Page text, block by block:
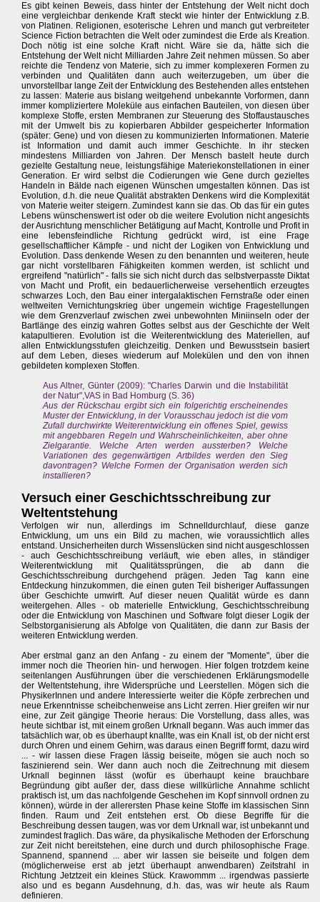
Es gibt keinen Beweis, dass hinter der Entstehung der Welt nicht doch
eine vergleichbar denkende Kraft steckt wie hinter der Entwicklung z.B.
von Platinen. Religionen, esoterische Lehren und manch gut verbreiteter
Science Fiction betrachten die Welt oder zumindest die Erde als Kreation.
Doch nötig ist eine solche Kraft nicht. Wäre sie da, hätte sich die
Entstehung der Welt nicht Milliarden Jahre Zeit nehmen müssen. So aber
reichte die Tendenz von Materie, sich zu immer komplexeren Formen zu
verbinden und Qualitäten dann auch weiterzugeben, um über die
unvorstellbar lange Zeit der Entwicklung des Bestehenden alles entstehen
zu lassen: Materie aus bislang weitgehend unbekannte Vorformen, dann
immer kompliziertere Moleküle aus einfachen Bauteilen, von diesen über
komplexe Stoffe, ersten Membranen zur Steuerung des Stoffaustausches
mit der Umwelt bis zu kopierbaren Abbilder gespeicherter Information
(später: Gene) und von diesen zu kommunizierten Informationen. Materie
ist Information und damit auch immer Geschichte. In ihr stecken
mindestens Milliarden von Jahren. Der Mensch bastelt heute durch
gezielte Gestaltung neue, leistungsfähige Materiekonstellationen in einer
Generation. Er wird selbst die Codierungen wie Gene durch gezieltes
Handeln in Bälde nach eigenen Wünschen umgestalten können. Das ist
Evolution, d.h. die neue Qualität abstrakten Denkens wird die Komplexität
von Materie weiter steigern. Zumindest kann sie das. Ob das für ein gutes
Lebens wünschenswert ist oder ob die weitere Evolution nicht angesichts
der Ausrichtung menschlicher Betätigung auf Macht, Kontrolle und Profit in
eine lebensfeindliche Richtung gedrückt wird, ist eine Frage
gesellschaftlicher Kämpfe - und nicht der Logiken von Entwicklung und
Evolution. Dass denkende Wesen zu den benannten und weiteren, heute
gar nicht vorstellbaren Fähigkeiten kommen werden, ist schlicht und
ergreifend "natürlich" - falls sie sich nicht durch das selbstverpasste Diktat
von Macht und Profit, ein bedauerlicherweise versehentlich erzeugtes
schwarzes Loch, den Bau einer intergalaktischen Fernstraße oder einen
weltweiten Vernichtungskrieg über ungemein wichtige Fragestellungen
wie dem Grenzverlauf zwischen zwei unbewohnten Miniinseln oder der
Bartlänge des einzig wahren Gottes selbst aus der Geschichte der Welt
katapultieren. Evolution ist die Weiterentwicklung des Materiellen, auf
allen Entwicklungsstufen gleichzeitig. Denken und Bewusstsein basiert
auf dem Leben, dieses wiederum auf Molekülen und den von ihnen
gebildeten komplexen Stoffen.
Aus Altner, Günter (2009): "Charles Darwin und die Instabilität
der Natur",VAS in Bad Homburg (S. 36)
Aus der Rückschau ergibt sich ein folgerichtig erscheinendes
Muster der Entwicklung, in der Vorausschau jedoch ist die vom
Zufall durchwirkte Weiterentwicklung ein offenes Spiel, gewiss
mit angebbaren Regeln und Wahrscheinlichkeiten, aber ohne
Zielgarantie. Welche Arten werden aussterben? Welche
Variationen des gegenwärtigen Artbildes werden den Sieg
davontragen? Welche Formen der Organisation werden sich
installieren?
Versuch einer Geschichtsschreibung zur
Weltentstehung
Verfolgen wir nun, allerdings im Schnelldurchlauf, diese ganze
Entwicklung, um uns ein Bild zu machen, wie voraussichtlich alles
entstand. Unsicherheiten durch Wissenslücken sind nicht ausgeschlossen
- auch Geschichtsschreibung verläuft, wie eben alles, in ständiger
Weiterentwicklung mit Qualitätssprüngen, die ab dann die
Geschichtsschreibung durchgehend prägen. Jeden Tag kann eine
Entdeckung hinzukommen, die einen guten Teil bisheriger Auffassungen
über Geschichte umwirft. Auf dieser neuen Qualität würde es dann
weitergehen. Alles - ob materielle Entwicklung, Geschichtsschreibung
oder die Entwicklung von Maschinen und Software folgt dieser Logik der
Selbstorganisierung als Abfolge von Qualitäten, die dann zur Basis der
weiteren Entwicklung werden.
Aber erstmal ganz an den Anfang - zu einem der "Momente", über die
immer noch die Theorien hin- und herwogen. Hier folgen trotzdem keine
seitenlangen Ausführungen über die verschiedenen Erklärungsmodelle
der Weltentstehung, ihre Widersprüche und Leerstellen. Mögen sich die
PhysikerInnen und andere Interessierte weiter die Köpfe zerbrechen und
neue Erkenntnisse scheibchenweise ans Licht zerren. Hier greifen wir nur
eine, zur Zeit gängige Theorie heraus: Die Vorstellung, dass alles, was
heute sichtbar ist, mit einem großen Urknall begann. Was auch immer das
tatsächlich war, ob es überhaupt knallte, was ein Knall ist, ob der nicht erst
durch Ohren und einem Gehirn, was daraus einen Begriff formt, dazu wird
... - wir lassen diese Fragen lässig beiseite, mögen sie auch noch so
faszinierend sein. Wer dann auch noch die Zeitrechnung mit diesem
Urknall beginnen lässt (wofür es überhaupt keine brauchbare
Begründung gibt außer der, dass diese willkürliche Annahme schlicht
praktisch ist, um das nachfolgende Geschehen im Kopf sinnvoll ordnen zu
können), würde in der allerersten Phase keine Stoffe im klassischen Sinn
finden. Raum und Zeit entstehen erst. Ob diese Begriffe für die
Beschreibung dessen taugen, was vor dem Urknall war, ist unbekannt und
zumindest fraglich. Das wäre, da physikalische Methoden der Erforschung
zur Zeit nicht bereitstehen, eine durch und durch philosophische Frage.
Spannend, spannend ... aber wir lassen sie beiseite und folgen dem
(möglicherweise erst ab jetzt überhaupt anwendbaren) Zeitstrahl in
Richtung Jetztzeit ein kleines Stück. Krawommm ... irgendwas passierte
also und es begann Ausdehnung, d.h. das, was wir heute als Raum
definieren.